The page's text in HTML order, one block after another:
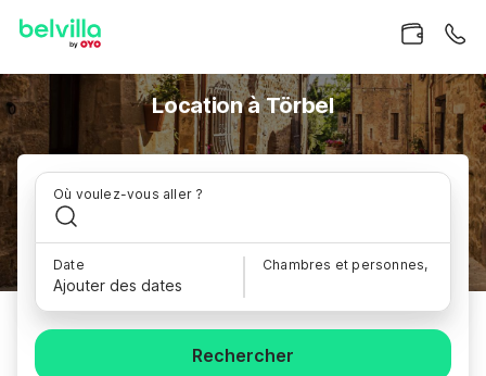
Location à Törbel
Où voulez-vous aller ?
Date
Ajouter des dates
Chambres et personnes,
Rechercher